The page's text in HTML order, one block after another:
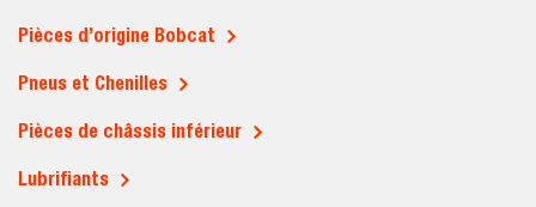
Pièces d’origine Bobcat
Pneus et Chenilles
Pièces de châssis inférieur
Lubrifiants